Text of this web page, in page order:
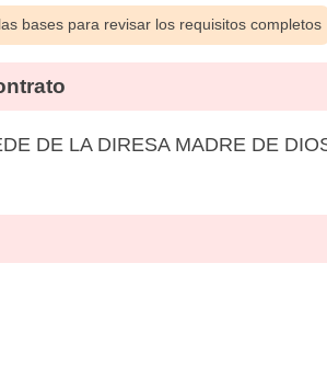
bases para revisar los requisitos completos
DE LA DIRESA MADRE DE